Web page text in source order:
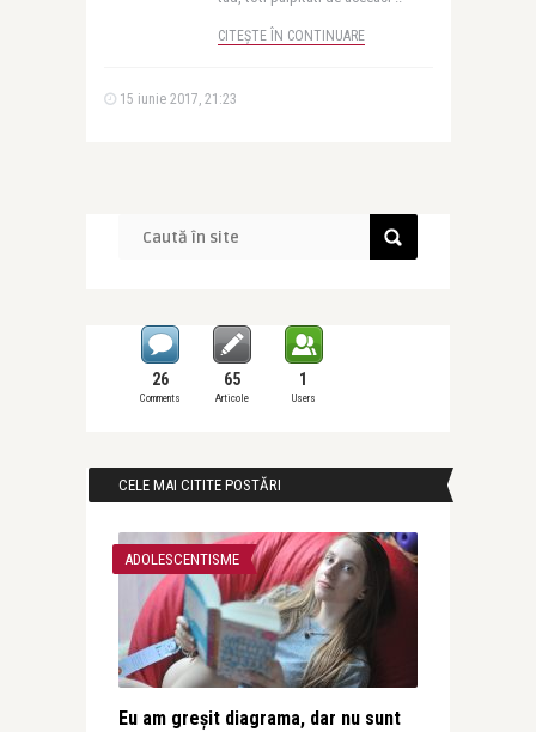
CITEȘTE ÎN CONTINUARE
15 iunie 2017, 21:23
26
Comments
65
Articole
1
Users
CELE MAI CITITE POSTĂRI
ADOLESCENTISME
Eu am greșit diagrama, dar nu sunt